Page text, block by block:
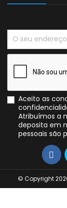
Aceito as
Atribuímos a
deposita em
pessoais são
© Copyright 2026